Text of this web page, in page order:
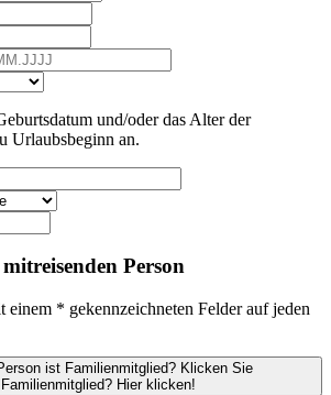
und/oder das Alter der
Urlaubsbeginn an.
Person
* gekennzeichneten Felder auf jeden
ist Familienmitglied? Klicken Sie
Familienmitglied? Hier klicken!